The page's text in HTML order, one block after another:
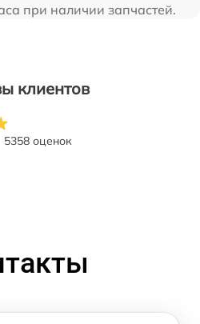
при наличии запчастей.
клиентов
5358 оценок